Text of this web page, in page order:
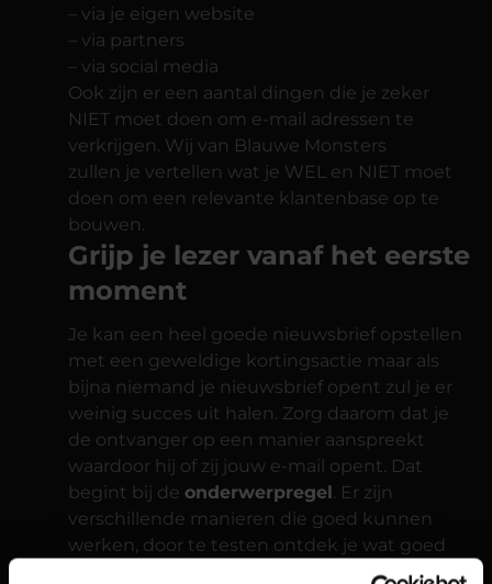
– via je eigen website
– via partners
– via social media
Ook zijn er een aantal dingen die je zeker
NIET moet doen om e-mail adressen te
verkrijgen. Wij van Blauwe Monsters
zullen je vertellen wat je WEL en NIET moet
doen om een relevante klantenbase op te
bouwen.
Grijp je lezer vanaf het eerste
moment
Je kan een heel goede nieuwsbrief opstellen
met een geweldige kortingsactie maar als
bijna niemand je nieuwsbrief opent zul je er
weinig succes uit halen. Zorg daarom dat je
de ontvanger op een manier aanspreekt
waardoor hij of zij jouw e-mail opent. Dat
begint bij de onderwerpregel . Er zijn
verschillende manieren die goed kunnen
werken, door te testen ontdek je wat goed